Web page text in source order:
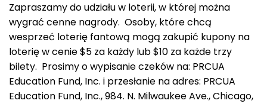
Zapraszamy do udziału w loterii, w której można
wygrać cenne nagrody. Osoby, które chcą
wesprzeć loterię fantową mogą zakupić kupony na
loterię w cenie $5 za każdy lub $10 za każde trzy
bilety. Prosimy o wypisanie czeków na: PRCUA
Education Fund, Inc. i przesłanie na adres: PRCUA
Education Fund, Inc., 984. N. Milwaukee Ave., Chicago,